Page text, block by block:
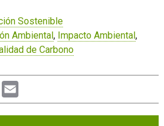
Sostenible
Ambiental, Impacto Ambiental,
de Carbono
Email